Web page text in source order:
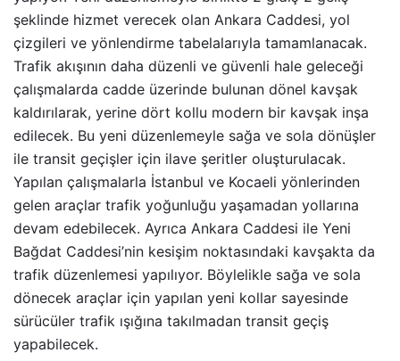
şeklinde hizmet verecek olan Ankara Caddesi, yol
çizgileri ve yönlendirme tabelalarıyla tamamlanacak.
Trafik akışının daha düzenli ve güvenli hale geleceği
çalışmalarda cadde üzerinde bulunan dönel kavşak
kaldırılarak, yerine dört kollu modern bir kavşak inşa
edilecek. Bu yeni düzenlemeyle sağa ve sola dönüşler
ile transit geçişler için ilave şeritler oluşturulacak.
Yapılan çalışmalarla İstanbul ve Kocaeli yönlerinden
gelen araçlar trafik yoğunluğu yaşamadan yollarına
devam edebilecek. Ayrıca Ankara Caddesi ile Yeni
Bağdat Caddesi’nin kesişim noktasındaki kavşakta da
trafik düzenlemesi yapılıyor. Böylelikle sağa ve sola
dönecek araçlar için yapılan yeni kollar sayesinde
sürücüler trafik ışığına takılmadan transit geçiş
yapabilecek.